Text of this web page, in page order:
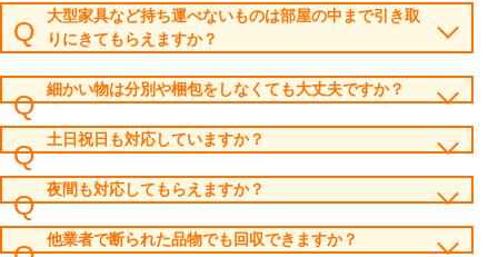
大型家具など持ち運べないものは部屋の中まで引き取
りにきてもらえますか？
細かい物は分別や梱包をしなくても大丈夫ですか？
土日祝日も対応していますか？
夜間も対応してもらえますか？
他業者で断られた品物でも回収できますか？